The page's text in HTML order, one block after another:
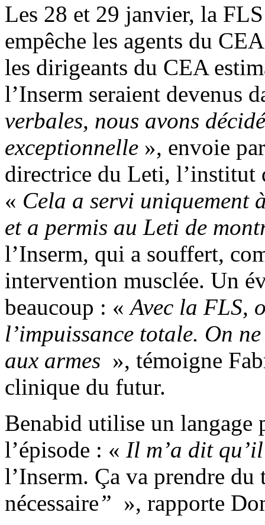
Les 28 et 29 janvier, la
empêche les agents du
les dirigeants du CEA
l’Inserm seraient devenus
verbales, nous avons
exceptionnelle », envoie
directrice du Leti, l’institut
« Cela a servi uniquement
et a permis au Leti de
l’Inserm, qui a souffert,
intervention musclée. Un
beaucoup : «Avec la FLS,
l’impuissance totale. On
aux armes », témoigne
clinique du futur.
Benabid utilise un langage
l’épisode : « Il m’a dit
l’Inserm. Ça va prendre du
nécessaire” », rapporte